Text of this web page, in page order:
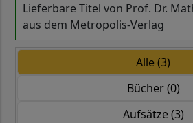
Lieferbare Titel von Prof. Dr.
aus dem Metropolis-Verlag
Alle (3)
Bücher (0)
Aufsätze (3)